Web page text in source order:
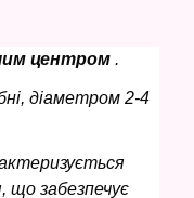
центром .
діаметром 2-4
що забезпечує